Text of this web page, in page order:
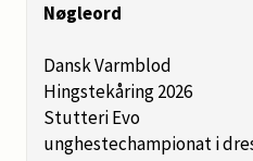
Nøgleord
Dansk Varmblod
Hingstekåring 2026
Stutteri Evo
unghestechampionat i